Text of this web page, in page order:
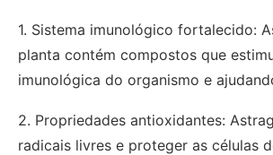
1. Sistema imunológico fortalecido:
planta contém compostos que
imunológica do organismo e
2. Propriedades antioxidantes:
radicais livres e proteger as células